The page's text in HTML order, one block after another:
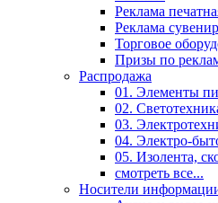
Реклама
Реклама
Торговое
Призы по
Распродажа
01. Элементы
02.
03.
04. Электро-
05. Изолента,
смотреть все...
Носители